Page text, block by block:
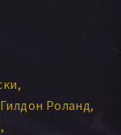
Гилдон Роланд